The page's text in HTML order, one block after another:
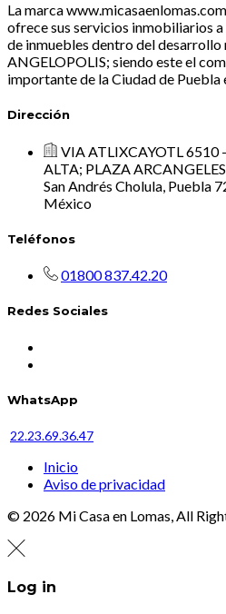
La marca
ofrece sus servicios inmobiliarios
de inmuebles dentro del
ANGELOPOLIS; siendo este el
importante de la Ciudad de Puebla
Dirección
VIA ATLIXCAYOTL 6510
ALTA; PLAZA ARCANGELES.
San Andrés Cholula, Puebla
México
Teléfonos
01800 837.42.20
Redes Sociales
WhatsApp
22.23.69.36.47
Inicio
Aviso de privacidad
© 2026 Mi Casa en Lomas, All
Log in